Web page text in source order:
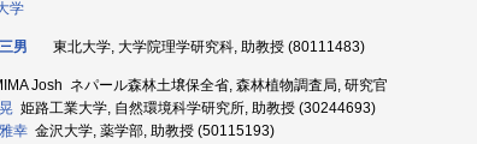
学
男 東北大学, 大学院理学研究科, 助教授 (80111483)
Josh ネパール森林土壌保全省, 森林植物調査局, 研究官
姫路工業大学, 自然環境科学研究所, 助教授 (30244693)
幸 金沢大学, 薬学部, 助教授 (50115193)